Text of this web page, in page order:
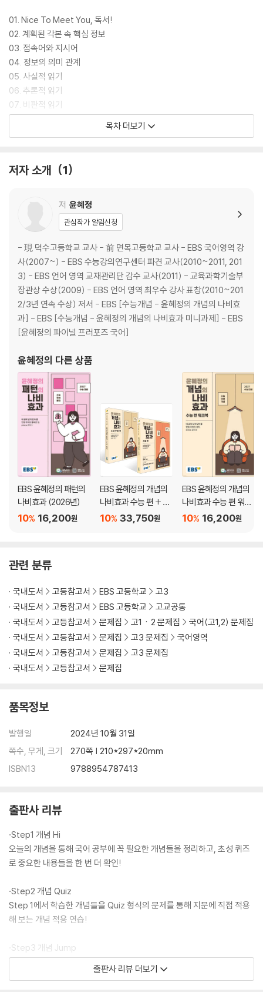
01. Nice To Meet You, 독서!
02. 계획된 각본 속 핵심 정보
03. 접속어와 지시어
04. 정보의 의미 관계
05. 사실적 읽기
06. 추론적 읽기
07. 비판적 읽기
08. 지문 패턴 1_꼭 만나는 개념 정의-특징
09. 지문 패턴 2_꼭 만나는 관점-차이점
12. 지문 패턴 5_만나면 당황스러운 원리-방법
14. 문제 패턴 2_조금 더 생각해
15. 문제 패턴 3_〈보기〉 속 사례에 반응해
정답 모아서 보기
2. 문법
01. 음운의 변동 1
02. 음운의 변동 2
03. 품사 1
04. 품사 2
06. 단어의 의미 관계
07. 문장 성분 1
08. 문장 성분 2
09. 문장의 구조
10. 종결/높임 표현
11. 시간/피동/사동 표현
12. 인용/부정 표현
14. 한글 맞춤법
15. 국어의 변화
정답 모아서 보기
목차 더보기
저자 소개 1
저 윤혜정
관심작가 알림신청
- 現 덕수고등학교 교사 - 前 면목고등학교 교사 - EBS 국어영역 강
사(2007~) - EBS 수능강의연구센터 파견 교사(2010~2011, 201
3) - EBS 언어 영역 교재관리단 감수 교사(2011) - 교육과학기술부
장관상 수상(2009) - EBS 언어 영역 최우수 강사 표창(2010~201
2/3년 연속 수상) 저서 - EBS [수능개념 - 윤혜정의 개념의 나비효
과] - EBS [수능개념 - 윤혜정의 개념의 나비효과 미니과제] - EBS
[윤혜정의 파이널 프러포즈 국어]
윤혜정의 다른 상품
EBS 윤혜정의 패턴의
나비효과 (2026년)
16,200원
10%
EBS 윤혜정의 개념의
나비효과 수능 편 + 워
크북 세트 (2026년)
33,750원
10%
EBS 윤혜정의 개념의
나비효과 수능 편 워크
북 (2026년)
16,200원
10%
관련 분류
국내도서 고등참고서 EBS 고등학교
고3
국내도서
고등참고서 EBS 고등학교
고교공통
국내도서
고등참고서 문제집 고1ㆍ2 문제집
국어(고1,2) 문제집
국내도서
고등참고서 문제집 고3 문제집
국어영역
국내도서
고등참고서 문제집
고3 문제집
국내도서
고등참고서 문제집
품목정보
발행일
2024년 10월 31일
쪽수, 무게, 크기
270쪽 | 210*297*20mm
ISBN13
9788954787413
출판사 리뷰
·Step1 개념 Hi
오늘의 개념을 통해 국어 공부에 꼭 필요한 개념들을 정리하고, 초성 퀴즈
로 중요한 내용들을 한 번 더 확인!
·Step2 개념 Quiz
Step 1에서 학습한 개념들을 Quiz 형식의 문제를 통해 지문에 직접 적용
해 보는 개념 적용 연습!
·Step3 개념 Jump
직접 기출문제들을 풀어 보면서 배운 개념이 실제 기출문제에는 어떻게 적
용되는지 알고 실제 시험에 대비!
출판사 리뷰 더보기